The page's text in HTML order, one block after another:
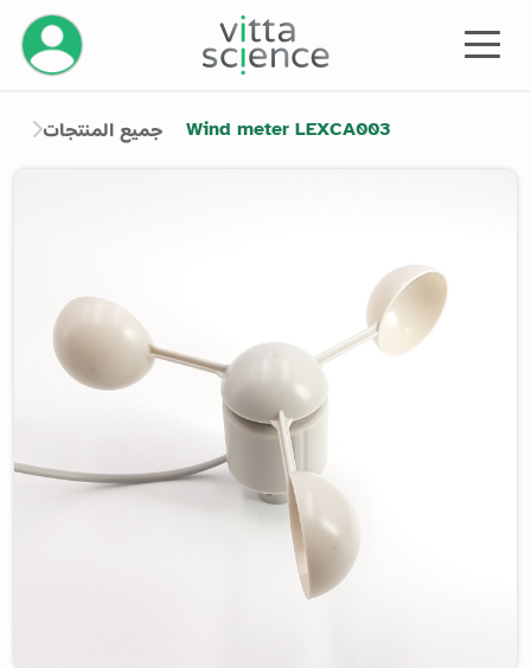
إدارة
جميع المنتجات Wind meter LEXCA003